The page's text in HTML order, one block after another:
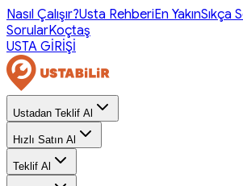
Nasıl Çalışır?Usta RehberiEn YakınSıkça
SorularKoçtaş
USTA GİRİŞİ
Ustadan Teklif Al
Hızlı Satın Al
Teklif Al